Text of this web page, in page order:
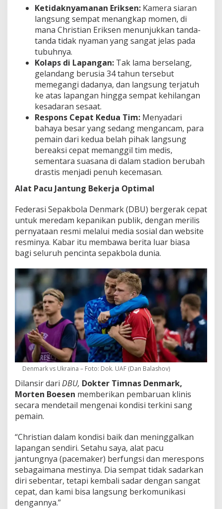
Ketidaknyamanan Eriksen: Kamera siaran
langsung sempat menangkap momen, di
mana Christian Eriksen menunjukkan tanda-
tanda tidak nyaman yang sangat jelas pada
tubuhnya.
Kolaps di Lapangan: Tak lama berselang,
gelandang berusia 34 tahun tersebut
memegangi dadanya, dan langsung terjatuh
ke atas lapangan hingga sempat kehilangan
kesadaran sesaat.
Respons Cepat Kedua Tim: Menyadari
bahaya besar yang sedang mengancam, para
pemain dari kedua belah pihak langsung
bereaksi cepat memanggil tim medis,
sementara suasana di dalam stadion berubah
drastis menjadi penuh kecemasan.
Alat Pacu Jantung Bekerja Optimal
Federasi Sepakbola Denmark (DBU) bergerak cepat
untuk meredam kepanikan publik, dengan merilis
pernyataan resmi melalui media sosial dan website
resminya. Kabar itu membawa berita luar biasa
bagi seluruh pencinta sepakbola dunia.
Denmark vs Ukraina – Foto: Dok. UAF (Dan Balashov)
Dilansir dari DBU, Dokter Timnas Denmark,
Morten Boesen memberikan pembaruan klinis
secara mendetail mengenai kondisi terkini sang
pemain.
“Christian dalam kondisi baik dan meninggalkan
lapangan sendiri. Setahu saya, alat pacu
jantungnya (pacemaker) berfungsi dan merespons
sebagaimana mestinya. Dia sempat tidak sadarkan
diri sebentar, tetapi kembali sadar dengan sangat
cepat, dan kami bisa langsung berkomunikasi
dengannya.”